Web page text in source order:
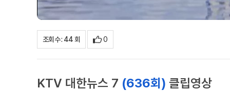
조회수 : 44 회 0
KTV 대한뉴스 7 (636회) 클립영상